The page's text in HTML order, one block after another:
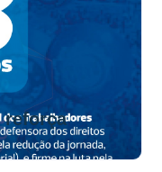
reforça